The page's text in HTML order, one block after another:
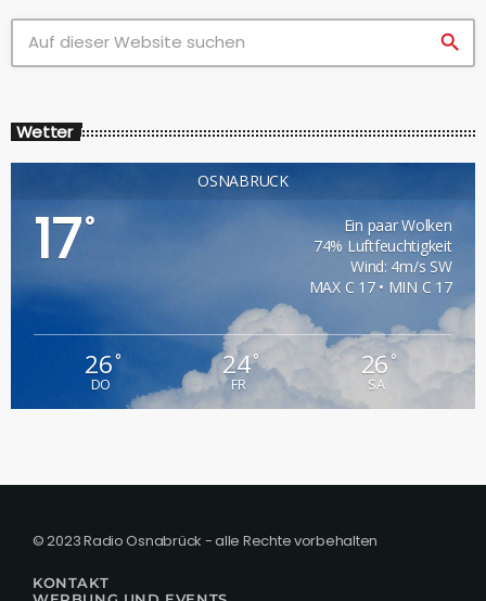
search
Wetter
OSNABRÜCK
17°
Ein paar Wolken
74% Luftfeuchtigkeit
Wind: 4m/s SW
MAX C 17 • MIN C 17
26°
DO
24°
FR
26°
SA
© 2023 Radio Osnabrück - alle Rechte vorbehalten
KONTAKT